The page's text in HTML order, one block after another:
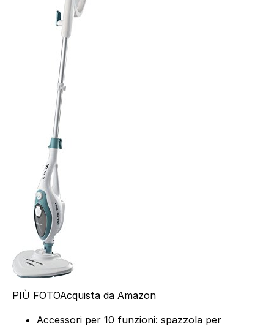
PIÙ FOTOAcquista da Amazon
Accessori per 10 funzioni: spazzola per